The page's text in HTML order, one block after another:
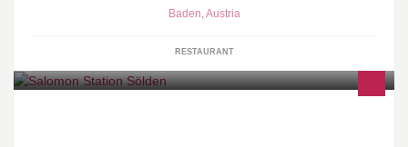
Baden,Austria
RESTAURANT